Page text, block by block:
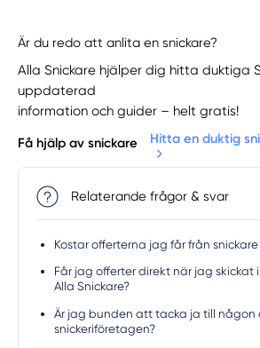
Är du redo att anlita en snickare?
Alla Snickare hjälper dig hitta duktiga
uppdaterad
information och guider – helt gratis!
Få hjälp av snickare Hitta en duktig
Relaterande frågor & svar
Kostar offerterna jag får från
Får jag offerter direkt när jag skickat
Alla Snickare?
Är jag bunden att tacka ja till någon
snickeriföretagen?